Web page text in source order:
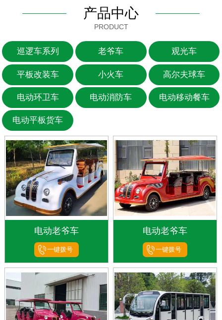
产品中心
PRODUCT
巡逻车系列 老爷车 观光车
平板改装车 小火车 高尔夫球车
电动环卫车 电动消防车 电动移动餐车
电动平板货车
电动老爷车
一键拨号
电动老爷车
一键拨号